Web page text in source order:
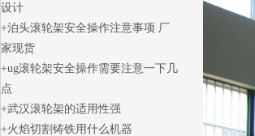
设计
泊头滚轮架安全操作注意事项 厂
家现货
ug滚轮架安全操作需要注意一下几
点
武汉滚轮架的适用性强
火焰切割铸铁用什么机器